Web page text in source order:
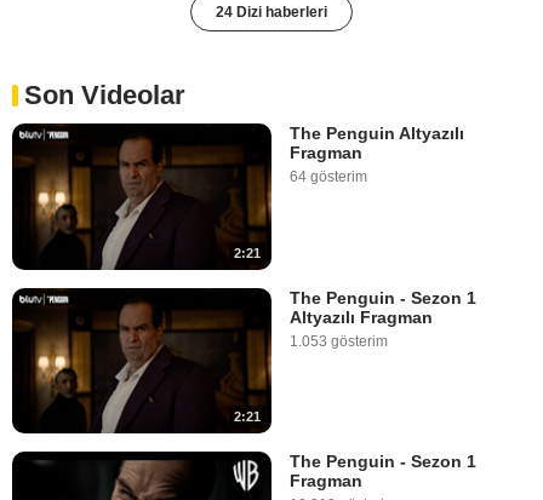
24 Dizi haberleri
Son Videolar
2:21
The Penguin Altyazılı
Fragman
64 gösterim
2:21
The Penguin - Sezon 1
Altyazılı Fragman
1.053 gösterim
The Penguin - Sezon 1
Fragman